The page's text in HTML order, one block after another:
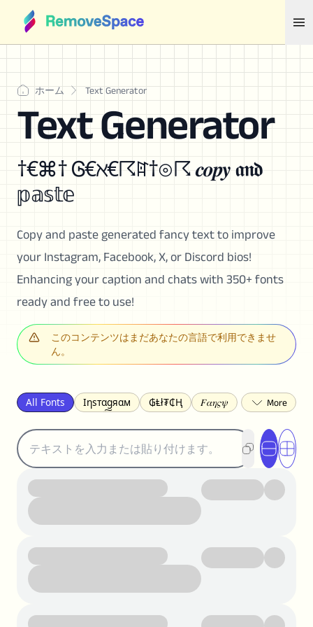
ホーム Text Generator
Text Generator
†€⌘† Ꮆ€ℵ€☈ꍏ†⊙☈ 𝒄𝒐𝒑𝒚 𝖆𝖓𝖉
𝕡𝕒𝕤𝕥𝕖
Copy and paste generated fancy text to improve
your Instagram, Facebook, X, or Discord bios!
Enhancing your caption and chats with 350+ fonts
ready and free to use!
このコンテンツはまだあなたの言語で利用できませ
ん。
All Fonts Ιηѕтαgяαм ₲Ⱡł₮₵Ⱨ
𝐹𝛼𝜂𝜍𝜓
匚ㄖㄖㄥ
⏙ℇ⟟☈⟄ 🅲ᖇ𝒆𝒆ק𝔂
ꜱᴍᴀʟʟ
𝐁𝐨𝐥𝐝
S̶t̶r̶i̶k̶e̶t̶h̶r̶o̶u̶g̶h̶
ᗷᏆǤ
uʍoꓷ ǝpᴉsdꓵ
𝕋𝕨𝕚𝕥𝕥𝕖𝕣
ȶɨӄȶօӄ
𝙵𝚊𝚌𝚎𝚋𝚘𝚘𝚔